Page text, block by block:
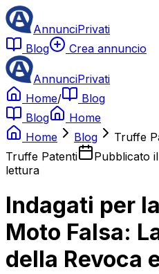
AnnunciPrivati
Blog
Crea annuncio
AnnunciPrivati
Home/
Blog
Blog
Home
Home
Blog
Truffe
Truffe Patenti
Pubblicato il
lettura
Indagati per
Moto Falsa:
della Revoca